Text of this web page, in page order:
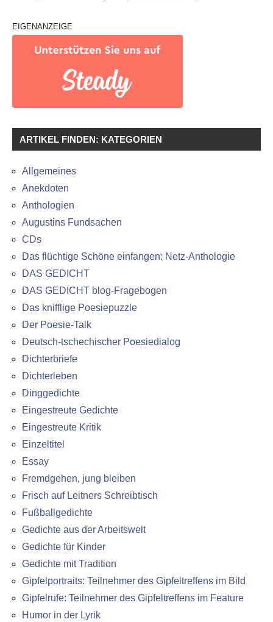
EIGENANZEIGE
ARTIKEL FINDEN: KATEGORIEN
Allgemeines
Anekdoten
Anthologien
Augustins Fundsachen
CDs
Das flüchtige Schöne einfangen: Netz-Anthologie
DAS GEDICHT
DAS GEDICHT blog-Fragebogen
Das knifflige Poesiepuzzle
Der Poesie-Talk
Deutsch-tschechischer Poesiedialog
Dichterbriefe
Dichterleben
Dinggedichte
Eingestreute Gedichte
Eingestreute Kritik
Einzeltitel
Essay
Fremdgehen, jung bleiben
Frisch auf Leitners Schreibtisch
Fußballgedichte
Gedichte aus der Arbeitswelt
Gedichte für Kinder
Gedichte mit Tradition
Gipfelportraits: Teilnehmer des Gipfeltreffens im Bild
Gipfelrufe: Teilnehmer des Gipfeltreffens im Feature
Humor in der Lyrik